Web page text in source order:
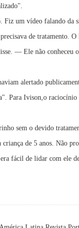
um vídeo falando da
de tratamento.
— Ele não conheceu
alertado
Para Ivison,o
sem o devido
de 5 anos. Não
fácil de lidar com ele